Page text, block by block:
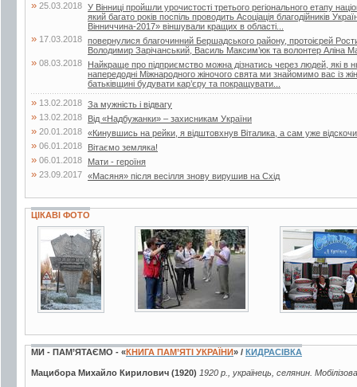
» 25.03.2018 У Вінниці пройшли урочистості третього регіонального етапу
який багато років поспіль проводить Асоціація благодійників
Вінниччина-2017» віншували кращих в області...
» 17.03.2018 повернулися благочинний Бершадського району, протоієрей
Володимир Зарічанський, Василь Максим’юк та волонтер Аліна
» 08.03.2018
Найкраще про підприємство можна дізнатись через людей, які
напередодні Міжнародного жіночого свята ми знайомимо вас із
батьківщині будувати кар’єру та покращувати...
» 13.02.2018 За мужність і відвагу
» 13.02.2018 Від «Надбужанки» – захисникам України
» 20.01.2018 «Кинувшись на рейки, я відштовхнув Віталика, а сам уже
» 06.01.2018 Вітаємо земляка!
» 06.01.2018 Мати - героїня
» 23.09.2017 «Масяня» після весілля знову вирушив на Схід
ЦІКАВІ ФОТО
13 фото 2 фото 1 фото
МИ - ПАМ’ЯТАЄМО - «КНИГА ПАМ’ЯТІ УКРАЇНИ» / КИДРАСІВКА
Мацибора Михайло Кирилович (1920) 1920 р., українець, селянин.